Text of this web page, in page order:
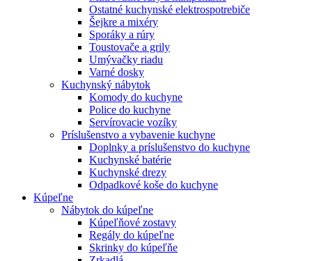
Ostatné kuchynské elektrospotrebiče
Šejkre a mixéry
Sporáky a rúry
Toustovače a grily
Umývačky riadu
Varné dosky
Kuchynský nábytok
Komody do kuchyne
Police do kuchyne
Servírovacie vozíky
Príslušenstvo a vybavenie kuchyne
Doplnky a príslušenstvo do kuchyne
Kuchynské batérie
Kuchynské drezy
Odpadkové koše do kuchyne
Kúpeľne
Nábytok do kúpeľne
Kúpeľňové zostavy
Regály do kúpeľne
Skrinky do kúpeľňe